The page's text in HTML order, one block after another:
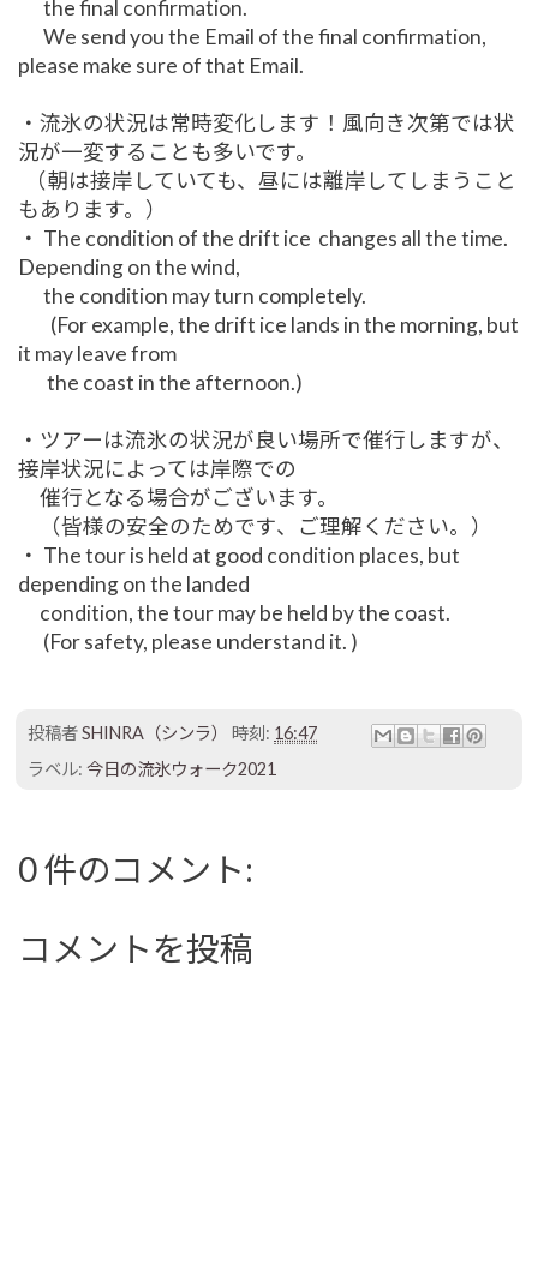
the final confirmation.
We send you the Email of the final confirmation,
please make sure of that Email.
・流氷の状況は常時変化します！風向き次第では状
況が一変することも多いです。
（朝は接岸していても、昼には離岸してしまうこと
もあります。）
・ The condition of the drift ice changes all the time.
Depending on the wind,
the condition may turn completely.
(For example, the drift ice lands in the morning, but
it may leave from
the coast in the afternoon.)
・ツアーは流氷の状況が良い場所で催行しますが、
接岸状況によっては岸際での
催行となる場合がございます。
（皆様の安全のためです、ご理解ください。）
・ The tour is held at good condition places, but
depending on the landed
condition, the tour may be held by the coast.
(For safety, please understand it. )
投稿者SHINRA（シンラ） 時刻: 16:47
ラベル: 今日の流氷ウォーク2021
0 件のコメント:
コメントを投稿